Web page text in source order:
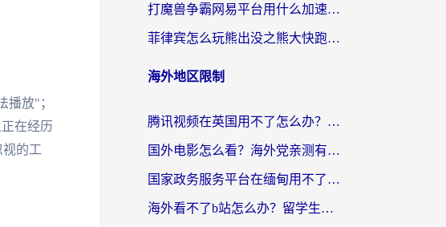
播放"；
在经历
的工
打魔兽争霸网易平台用什么加速器？海外党亲测有效的国服游戏加速指南
菲律宾怎么玩熊出没之熊大快跑？海外党国服游戏加速终极攻略（附3款热门游戏实测）
海外地区限制
腾讯视频在英国用不了怎么办？留学生亲测有效的回国加速器指南
国外电影怎么看？海外党亲测有效的回国加速器选择指南
国家政务服务平台在缅甸用不了怎么办？海外华人必看的回国加速全攻略
海外看不了b站怎么办？留学生亲测有效的回国加速器选择攻略，解决豆瓣音乐、美团外卖难题